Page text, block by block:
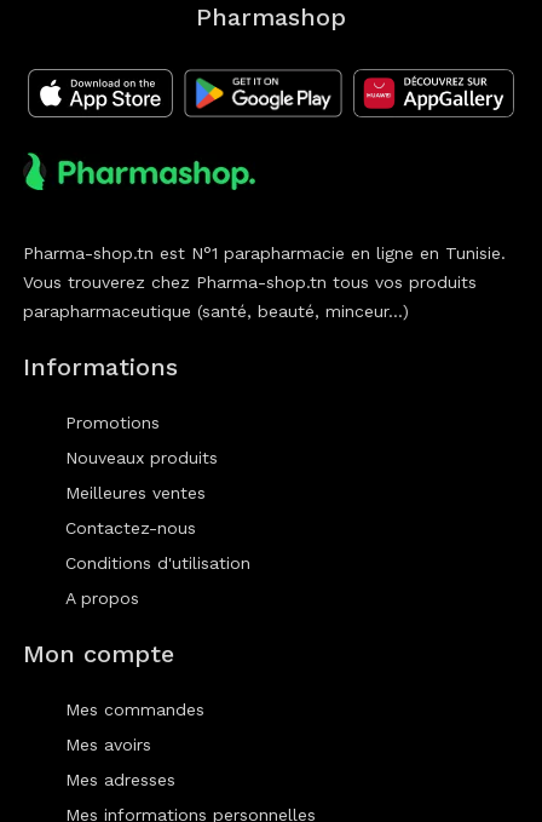
Pharmashop
Pharma-shop.tn est N°1 parapharmacie en ligne en Tunisie.
Vous trouverez chez Pharma-shop.tn tous vos produits
parapharmaceutique (santé, beauté, minceur...)
Informations
Promotions
Nouveaux produits
Meilleures ventes
Contactez-nous
Conditions d'utilisation
A propos
Mon compte
Mes commandes
Mes avoirs
Mes adresses
Mes informations personnelles